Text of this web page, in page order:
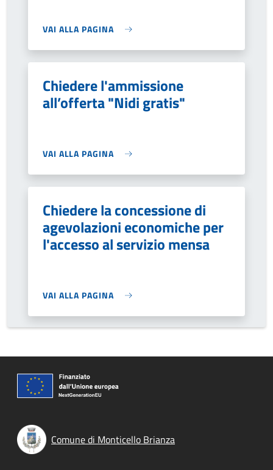
VAI ALLA PAGINA
Chiedere l'ammissione
all’offerta "Nidi gratis"
VAI ALLA PAGINA
Chiedere la concessione di
agevolazioni economiche per
l'accesso al servizio mensa
VAI ALLA PAGINA
Comune di Monticello Brianza